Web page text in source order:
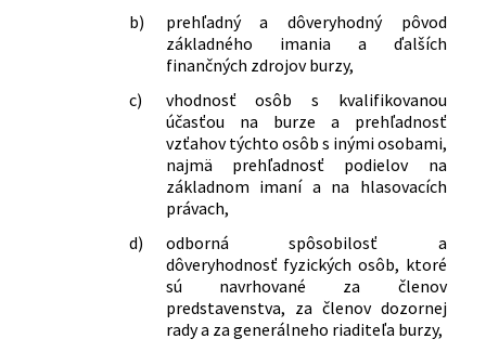
b)
prehľadný a dôveryhodný pôvod
základného imania a ďalších
finančných zdrojov burzy,
c)
vhodnosť osôb s kvalifikovanou
účasťou na burze a prehľadnosť
vzťahov týchto osôb s inými osobami,
najmä prehľadnosť podielov na
základnom imaní a na hlasovacích
právach,
d)
odborná spôsobilosť a
dôveryhodnosť fyzických osôb, ktoré
sú navrhované za členov
predstavenstva, za členov dozornej
rady a za generálneho riaditeľa burzy,